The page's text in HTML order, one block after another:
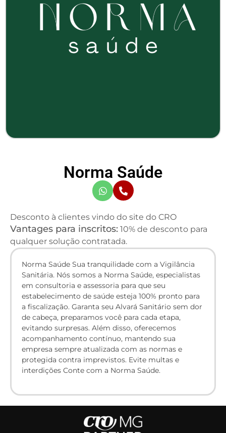
Norma Saúde
Desconto à clientes vindo do site do CRO
Vantages para inscritos: 10% de desconto para
qualquer solução contratada.
Norma Saúde Sua tranquilidade com a Vigilância
Sanitária. Nós somos a Norma Saúde, especialistas
em consultoria e assessoria para que seu
estabelecimento de saúde esteja 100% pronto para
a fiscalização. Garanta seu Alvará Sanitário sem dor
de cabeça, preparamos você para cada etapa,
evitando surpresas. Além disso, oferecemos
acompanhamento contínuo, mantendo sua
empresa sempre atualizada com as normas e
protegida contra imprevistos. Evite multas e
interdições Conte com a Norma Saúde.